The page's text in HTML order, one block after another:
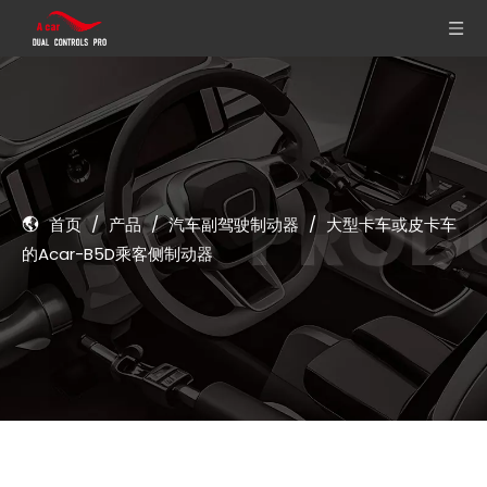
首页 / 产品 / 汽车副驾驶制动器 / 大型卡车或皮卡车
的Acar-B5D乘客侧制动器